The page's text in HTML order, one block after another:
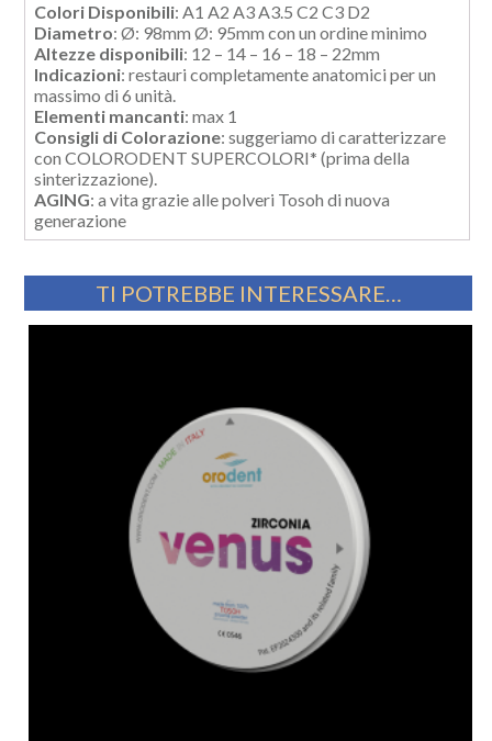
Colori Disponibili: A1 A2 A3 A3.5 C2 C3 D2
Diametro: Ø: 98mm Ø: 95mm con un ordine minimo
Altezze disponibili: 12 – 14 – 16 – 18 – 22mm
Indicazioni: restauri completamente anatomici per un
massimo di 6 unità.
Elementi mancanti: max 1
Consigli di Colorazione: suggeriamo di caratterizzare
con COLORODENT SUPERCOLORI* (prima della
sinterizzazione).
AGING: a vita grazie alle polveri Tosoh di nuova
generazione
TI POTREBBE INTERESSARE…